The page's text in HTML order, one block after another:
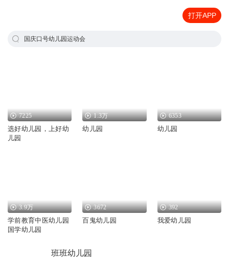
打开APP
国庆口号幼儿园运动会
7225
选好幼儿园，上好幼
儿园
1.3万
幼儿园
6353
幼儿园
3.9万
学前教育中医幼儿园
国学幼儿园
3672
百鬼幼儿园
392
我爱幼儿园
班班幼儿园